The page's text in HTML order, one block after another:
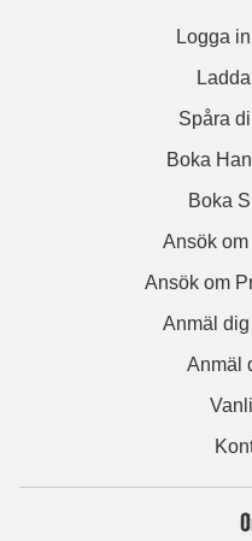
Logga
Spåra
Boka
Boka
Ansök
Ansök om
Anmäl
Anmäl